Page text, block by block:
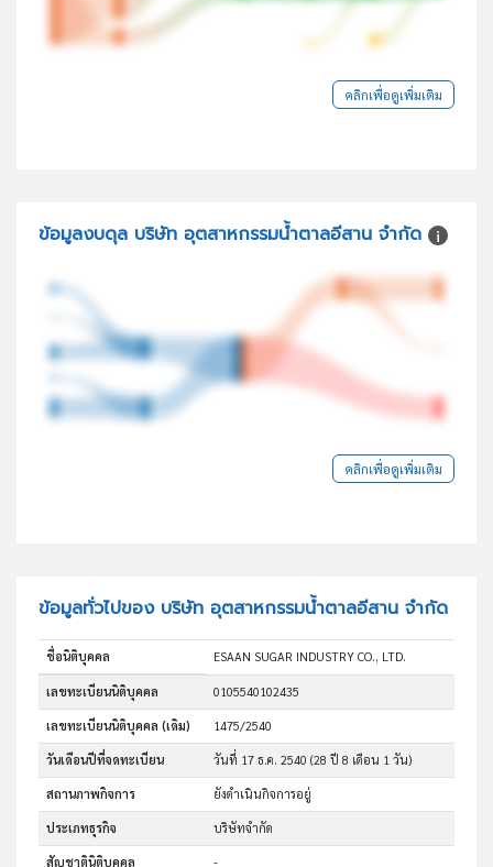
คลิกเพื่อดูเพิ่มเติม
ข้อมูลงบดุล บริษัท อุตสาหกรรมน้ำตาลอีสาน จำกัด
คลิกเพื่อดูเพิ่มเติม
ข้อมูลทั่วไปของ บริษัท อุตสาหกรรมน้ำตาลอีสาน จำกัด
ชื่อนิติบุคคล ESAAN SUGAR INDUSTRY CO., LTD.
เลขทะเบียนนิติบุคคล 0105540102435
เลขทะเบียนนิติบุคคล (เดิม) 1475/2540
วันเดือนปีที่จดทะเบียน วันที่ 17 ธ.ค. 2540(28 ปี 8 เดือน 1 วัน)
สถานภาพกิจการ ยังดำเนินกิจการอยู่
ประเภทธุรกิจ บริษัทจำกัด
สัญชาตินิติบุคคล -